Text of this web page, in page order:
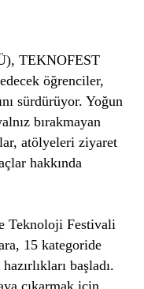
TEKNOFEST
öğrenciler,
sürdürüyor. Yoğun
bırakmayan
atölyeleri ziyaret
hakkında
Teknoloji Festivali
15 kategoride
başladı.
çıkarmak için